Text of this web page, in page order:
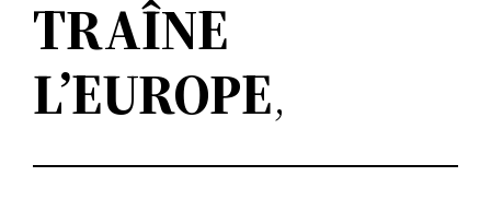
TRAÎNE
L’EUROPE,